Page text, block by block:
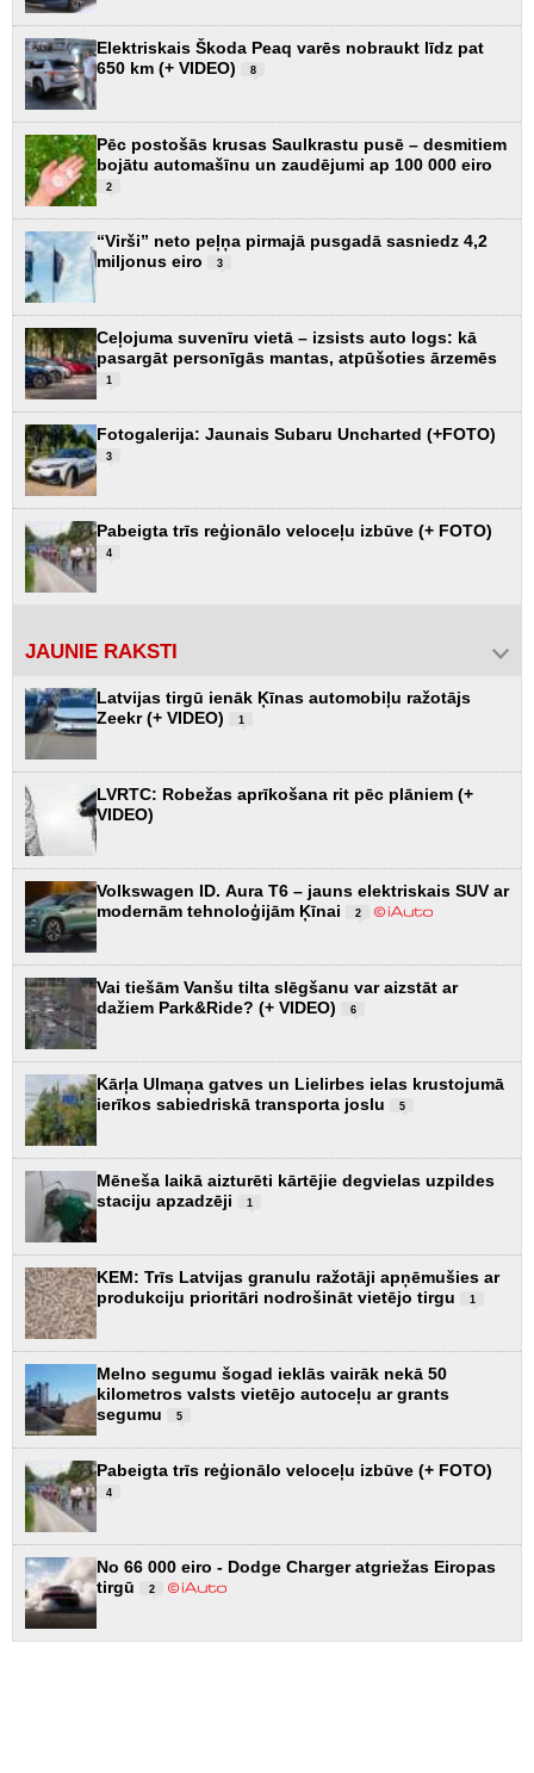
Elektriskais Škoda Peaq varēs nobraukt līdz pat
650 km (+ VIDEO)
8
Pēc postošās krusas Saulkrastu pusē – desmitiem
bojātu automašīnu un zaudējumi ap 100 000 eiro
2
“Virši” neto peļņa pirmajā pusgadā sasniedz 4,2
miljonus eiro
3
Ceļojuma suvenīru vietā – izsists auto logs: kā
pasargāt personīgās mantas, atpūšoties ārzemēs
1
Fotogalerija: Jaunais Subaru Uncharted (+FOTO)
3
Pabeigta trīs reģionālo veloceļu izbūve (+ FOTO)
4
JAUNIE RAKSTI
Latvijas tirgū ienāk Ķīnas automobiļu ražotājs
Zeekr (+ VIDEO)
1
LVRTC: Robežas aprīkošana rit pēc plāniem (+
VIDEO)
Volkswagen ID. Aura T6 – jauns elektriskais SUV ar
modernām tehnoloģijām Ķīnai
2
Vai tiešām Vanšu tilta slēgšanu var aizstāt ar
dažiem Park&Ride? (+ VIDEO)
6
Kārļa Ulmaņa gatves un Lielirbes ielas krustojumā
ierīkos sabiedriskā transporta joslu
5
Mēneša laikā aizturēti kārtējie degvielas uzpildes
staciju apzadzēji
1
KEM: Trīs Latvijas granulu ražotāji apņēmušies ar
produkciju prioritāri nodrošināt vietējo tirgu
1
Melno segumu šogad ieklās vairāk nekā 50
kilometros valsts vietējo autoceļu ar grants
segumu
5
Pabeigta trīs reģionālo veloceļu izbūve (+ FOTO)
4
No 66 000 eiro - Dodge Charger atgriežas Eiropas
tirgū
2